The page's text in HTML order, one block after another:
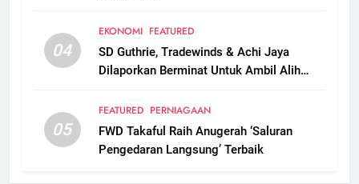
04
EKONOMI FEATURED
SD Guthrie, Tradewinds & Achi Jaya
Dilaporkan Berminat Untuk Ambil Alih
05
FEATURED PERNIAGAAN
FWD Takaful Raih Anugerah ‘Saluran
Pengedaran Langsung’ Terbaik